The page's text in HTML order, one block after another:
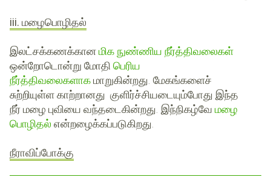
iii. மழைபொழிதல்
இலட்சக்கணக்கானமிக நுண்ணிய நீர்த்திவலைகள்
ஒன்றோடொன்று மோதி பெரிய
நீர்த்திவலைகளாகமாறுகின்றது. மேகங்களைச்
சுற்றியுள்ள காற்றானது குளிர்ச்சியடையும்போது இந்த
நீர் மழை புவியை வந்தடைகின்றது. இந்நிகழ்வே மழை
பொழிதல் என்றழைக்கப்படுகிறது.
நீராவிப்போக்கு